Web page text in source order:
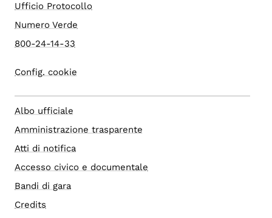
Ufficio Protocollo
Numero Verde
800-24-14-33
Config. cookie
Albo ufficiale
Amministrazione trasparente
Atti di notifica
Accesso civico e documentale
Bandi di gara
Credits